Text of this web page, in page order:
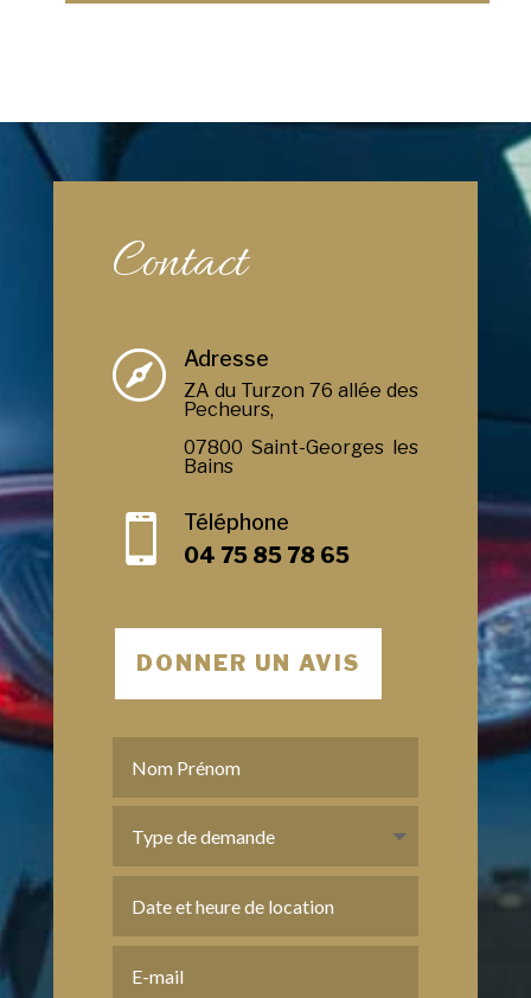
Contact
 Adresse
ZA du Turzon 76 allée des
Pecheurs,
07800 Saint-Georges les
Bains

Téléphone
04 75 85 78 65
DONNER UN AVIS